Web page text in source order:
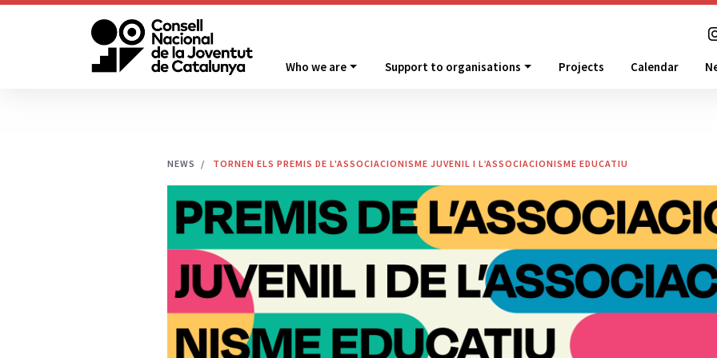
Who we are Support to organisations Projects Calendar
NEWS TORNEN ELS PREMIS DE L'ASSOCIACIONISME JUVENIL I L’ASSOCIACIONISME EDUCATIU